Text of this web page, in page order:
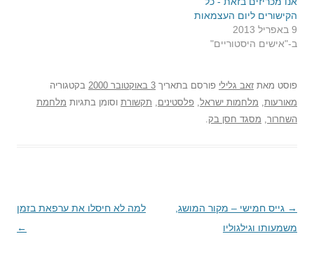
הקישורים ליום העצמאות
9 באפריל 2013
ב-"אישים היסטוריים"
פוסט מאת זאב גלילי פורסם בתאריך 3 באוקטובר 2000
בקטגוריה
מאורעות מלחמות ישראל פלסטינים תקשורת וסומן בתגיות מלחמת
השחרור מסגד חסן בק
ניווט
בפוסטים
→ גייס חמישי – מקור המושג,
משמעותו וגילגוליו
למה לא חיסלו את ערפאת בזמן
←